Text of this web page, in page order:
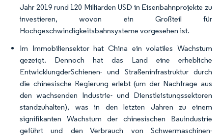
Jahr 2019 rund 120 Milliarden USD in Eisenbahnprojekte zu
investieren, wovon ein Großteil für
Hochgeschwindigkeitsbahnsysteme vorgesehen ist.
Im Immobiliensektor hat China ein volatiles Wachstum
gezeigt. Dennoch hat das Land eine erhebliche
EntwicklungderSchienen- und Straßeninfrastruktur durch
die chinesische Regierung erlebt (um der Nachfrage aus
den wachsenden Industrie- und Dienstleistungssektoren
standzuhalten), was in den letzten Jahren zu einem
signifikanten Wachstum der chinesischen Bauindustrie
geführt und den Verbrauch von Schwermaschinen-